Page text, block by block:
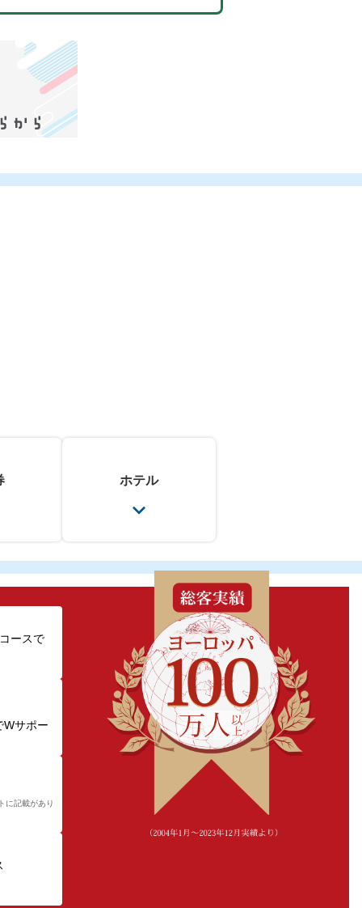
ホテル
ースで
Wサポー
に記載があり